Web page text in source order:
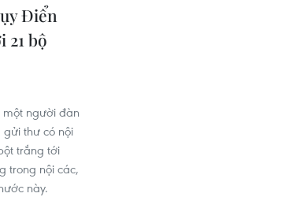
Điển
21 bộ
một người đàn
gửi thư có nội
trắng tới
trong nội các,
này.